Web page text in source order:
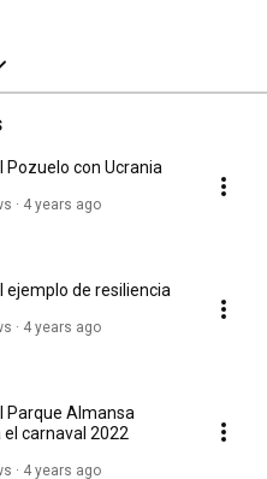
Pozuelo con Ucrania
4 years ago
ejemplo de resiliencia
4 years ago
Parque Almansa
el carnaval 2022
4 years ago